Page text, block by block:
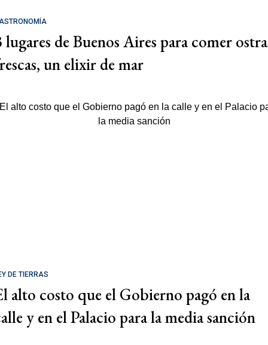
lugares de Buenos Aires para comer
un elixir de mar
DE TIERRAS
alto costo que el Gobierno pagó en la
y en el Palacio para la media sanción